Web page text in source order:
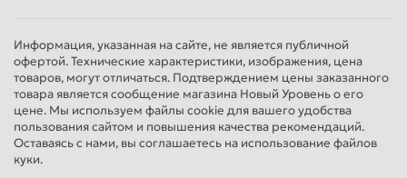
Информация, указанная на сайте, не является публичной
офертой. Технические характеристики, изображения, цена
товаров, могут отличаться. Подтверждением цены заказанного
товара является сообщение магазина Новый Уровень о его
цене. Мы используем файлы cookie для вашего удобства
пользования сайтом и повышения качества рекомендаций.
Оставаясь с нами, вы соглашаетесь на использование файлов
куки.